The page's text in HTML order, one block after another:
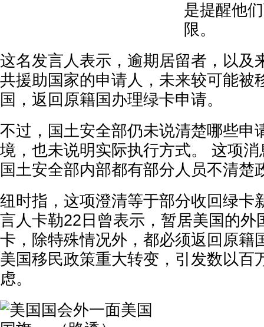
是提醒他
限。
这名发言人表示，逾期居留者，以及
共援助国家的申请人，未来较可能被
国，返回原籍国办理绿卡申请。
不过，国土安全部仍未说清楚哪些申
境，也未说明实际执行方式。 这项
国土安全部内部都有部分人员不清楚
纽时指，这项澄清等于部分收回绿卡
言人卡勒22日曾表示，暂居美国的外
卡，除特殊情况外，都必须返回原籍
美国移民政策重大转变，引发数以百
虑。